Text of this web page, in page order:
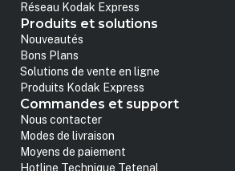
Réseau Kodak Express
Produits et solutions
Nouveautés
Bons Plans
Solutions de vente en ligne
Produits Kodak Express
Commandes et support
Nous contacter
Modes de livraison
Moyens de paiement
Hotline Technique Tetenal